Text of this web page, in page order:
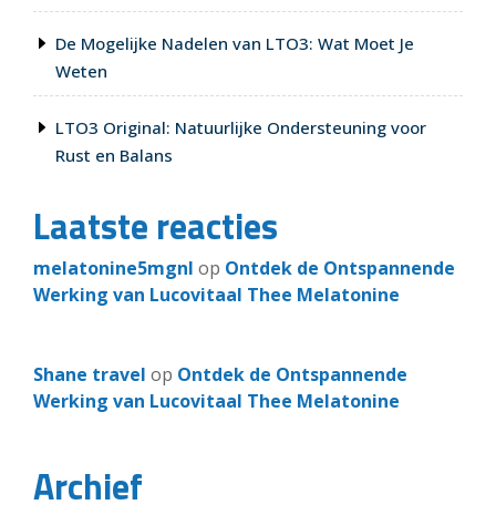
De Mogelijke Nadelen van LTO3: Wat Moet Je
Weten
LTO3 Original: Natuurlijke Ondersteuning voor
Rust en Balans
Laatste reacties
melatonine5mgnl op Ontdek de Ontspannende
Werking van Lucovitaal Thee Melatonine
Shane travel op Ontdek de Ontspannende
Werking van Lucovitaal Thee Melatonine
Archief